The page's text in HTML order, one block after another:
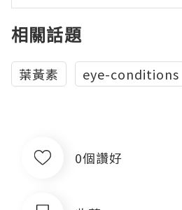
相關話題
葉黃素 eye-conditions
0個讚好